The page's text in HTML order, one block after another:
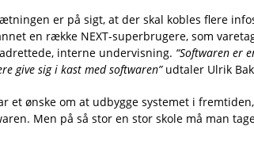
er på sigt, at der skal kobles flere
en række NEXT-superbrugere, som
interne undervisning. “Softwaren er
give sig i kast med softwaren”udtaler Ulrik
et ønske om at udbygge systemet i
Men på så stor en stor skole må man